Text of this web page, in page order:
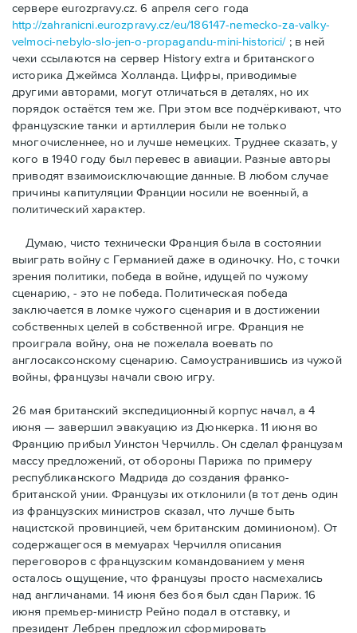
сервере eurozpravy.cz. 6 апреля сего года
http://zahranicni.eurozpravy.cz/eu/186147-nemecko-za-valky-
velmoci-nebylo-slo-jen-o-propagandu-mini-historici/; в ней
чехи ссылаются на сервер History extra и британского
историка Джеймса Холланда. Цифры, привoдимые
другими авторами, могут отличаться в деталях, но их
порядок остаётся тем же. При этом все подчёркивают, что
французские танки и артиллерия были не только
многочисленнее, но и лучше немецких. Труднее сказать, у
кого в 1940 году был перевес в авиации. Разные авторы
приводят взаимоисключающие данные. В любом случае
причины капитуляции Франции носили не военный, а
политический характер.
Думаю, чисто технически Франция была в состоянии
выиграть войну с Германией даже в одиночку. Но, с точки
зрения политики, победа в войне, идущей по чужому
сценарию, - это не победа. Политическая победа
заключается в ломке чужого сценария и в достижении
собственных целей в собственной игре. Франция не
проиграла войну, она не пожелала воевать по
англосаксонскому сценарию. Самоустранившись из чужой
войны, французы начали свою игру.
26 мая британский экспедиционный корпус начал, а 4
июня — завершил эвакуацию из Дюнкерка. 11 июня во
Францию прибыл Уинстон Черчилль. Он сделал французам
массу предложений, от обороны Парижа по примеру
республиканского Мадрида до создания франко-
британской унии. Французы их отклонили (в тот день один
из французских министров сказал, что лучше быть
нацистской провинцией, чем британским доминионом). От
содержащегося в мемуарах Черчилля описания
переговоров с французским командованием у меня
осталось ощущение, что французы просто насмехались
над англичанами. 14 июня без боя был сдан Париж. 16
июня премьер-министр Рейно подал в отставку, и
президент Лебрен предложил сформировать